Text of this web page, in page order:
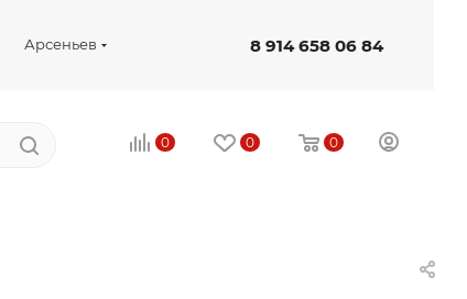
Арсеньев 8 914 658 06 84
0 0 0